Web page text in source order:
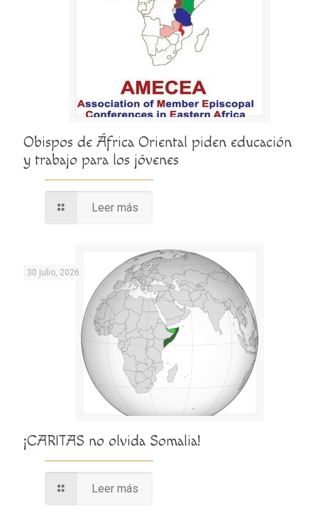
Obispos de África Oriental piden educación
y trabajo para los jóvenes
Leer más
30 julio, 2026
¡CARITAS no olvida Somalia!
Leer más